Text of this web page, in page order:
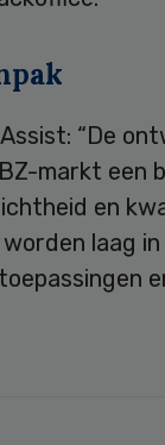
“De
markt
en
laag